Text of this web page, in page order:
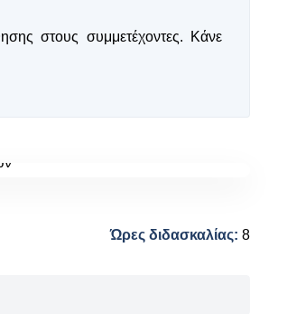
στους συμμετέχοντες. Κάνε
Ώρες διδασκαλίας: 8